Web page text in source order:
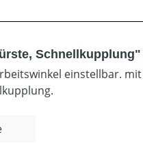
Schnellkupplung"
einstellbar. mit